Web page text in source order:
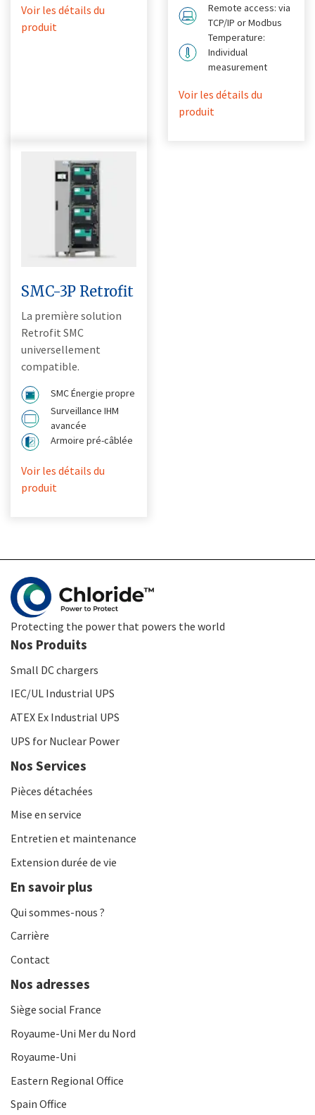
Voir les détails du
produit
Remote access: via
TCP/IP or Modbus
Temperature:
Individual
measurement
Voir les détails du
produit
SMC-3P Retrofit
La première solution
Retrofit SMC
universellement
compatible.
SMC Énergie propre
Surveillance IHM
avancée
Armoire pré-câblée
Voir les détails du
produit
Protecting the power that powers the world
Nos Produits
Small DC chargers
IEC/UL Industrial UPS
ATEX Ex Industrial UPS
UPS for Nuclear Power
Nos Services
Pièces détachées
Mise en service
Entretien et maintenance
Extension durée de vie
En savoir plus
Qui sommes-nous ?
Carrière
Contact
Nos adresses
Siège social France
Royaume-Uni Mer du Nord
Royaume-Uni
Eastern Regional Office
Spain Office